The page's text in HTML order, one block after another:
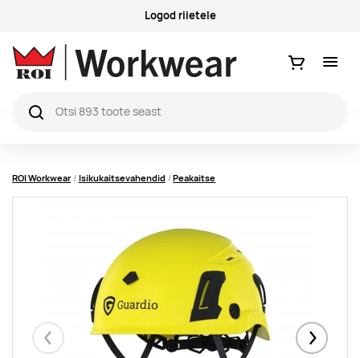
Logod riietele
Ostukorv
ROI Workwear Isikukaitsevahendid Peakaitse
Eelmised